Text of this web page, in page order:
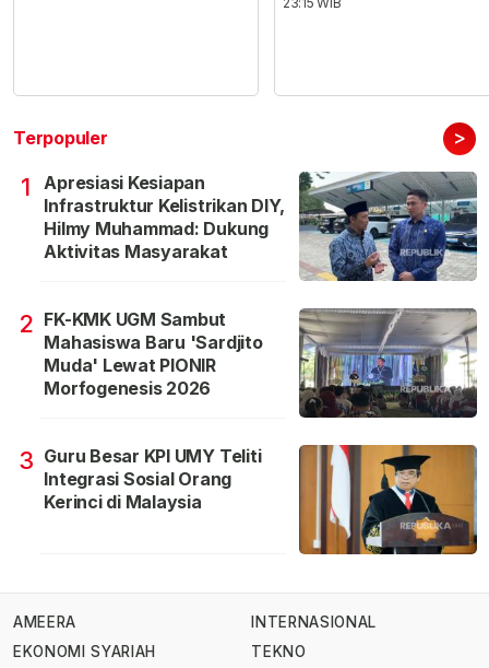
Terpopuler >
1
Apresiasi Kesiapan
Infrastruktur Kelistrikan DIY,
Hilmy Muhammad: Dukung
Aktivitas Masyarakat
2 FK-KMK UGM Sambut
Mahasiswa Baru 'Sardjito
Muda' Lewat PIONIR
Morfogenesis 2026
3 Guru Besar KPI UMY Teliti
Integrasi Sosial Orang
Kerinci di Malaysia
AMEERA
EKONOMI SYARIAH
INTERNASIONAL
TEKNO